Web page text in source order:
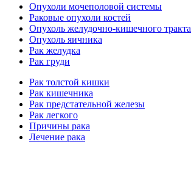
Опухоли мочеполовой системы
Раковые опухоли костей
Опухоль желудочно-кишечного тракта
Опухоль яичника
Рак желудка
Рак груди
Рак толстой кишки
Рак кишечника
Рак предстательной железы
Рак легкого
Причины рака
Лечение рака